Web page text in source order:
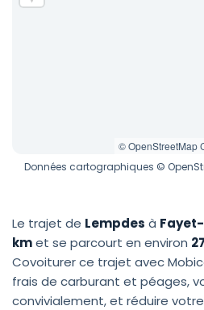
© OpenStreetMap
Données cartographiques ©
Le trajet de Lempdes à
kmet se parcourt en environ
Covoiturer ce trajet avec
frais de carburant et péages,
convivialement, et réduire